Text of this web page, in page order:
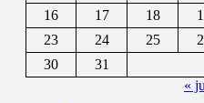
16
17 18
23
24 25
30
31
«